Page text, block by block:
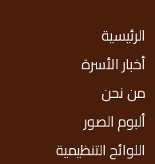
الرئيسية
أخبار الأسرة
من نحن
ألبوم الصور
اللوائح التنظيمية